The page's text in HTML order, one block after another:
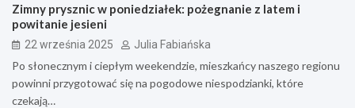
Zimny prysznic w poniedziałek: pożegnanie z latem i
powitanie jesieni
22 września 2025 Julia Fabiańska
Po słonecznym i ciepłym weekendzie, mieszkańcy naszego regionu
powinni przygotować się na pogodowe niespodzianki, które
czekają…